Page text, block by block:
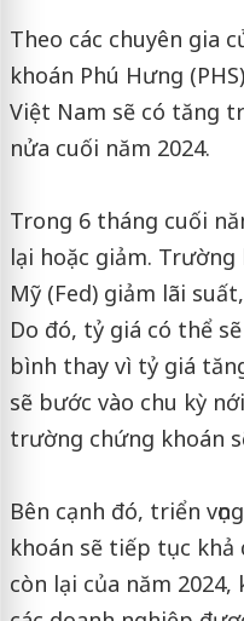
Theo các chuyên gia
khoán Phú Hưng
Việt Nam sẽ có tăng
nửa cuối năm 2024.
Trong 6 tháng cuối
lại hoặc giảm.
Mỹ (Fed) giảm lãi
Do đó, tỷ giá có thể
bình thay vì tỷ giá
sẽ bước vào chu kỳ
trường chứng khoán
Bên cạnh đó, triển
khoán sẽ tiếp tục
còn lại của năm